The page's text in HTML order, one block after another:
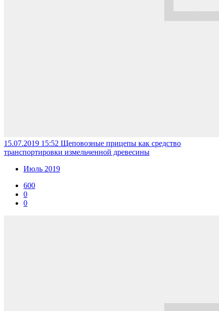
15.07.2019 15:52 Щеповозные прицепы как средство
транспортировки измельченной древесины
Июль 2019
600
0
0